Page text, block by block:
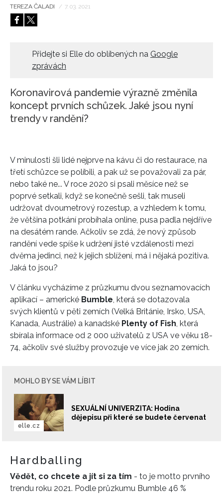
HOME
TEREZA ČALADI / 7. 03. 2021
Přidejte si Elle do oblíbených na Google
zprávách
Koronavirová pandemie výrazně změnila
koncept prvních schůzek. Jaké jsou nyní
trendy v randění?
V minulosti šli lidé nejprve na kávu či do restaurace, na
třetí schůzce se políbili, a pak už se považovali za pár,
nebo také ne... V roce 2020 si psali měsíce než se
poprvé setkali, když se konečně sešli, tak museli
udržovat dvoumetrový rozestup, a vzhledem k tomu,
že většina potkání probíhala online, pusa padla nejdříve
na desátém rande. Ačkoliv se zdá, že nový způsob
randění vede spíše k udržení jisté vzdálenosti mezi
dvěma jedinci, než k jejich sblížení, má i nějaká pozitiva.
Jaká to jsou?
V článku vycházíme z průzkumu dvou seznamovacích
aplikací – americké Bumble, která se dotazovala
svých klientů v pěti zemích (Velká Británie, Irsko, USA,
Kanada, Austrálie) a kanadské Plenty of Fish, která
sbírala informace od 2 000 uživatelů z USA ve věku 18-
74, ačkoliv své služby provozuje ve více jak 20 zemích.
MOHLO BY SE VÁM LÍBIT
SEXUÁLNÍ UNIVERZITA: Hodina
dějepisu při které se budete červenat
elle.cz
Hardballing
Vědět, co chcete a jít si za tím - to je motto prvního
trendu roku 2021. Podle průzkumu Bumble 46 %